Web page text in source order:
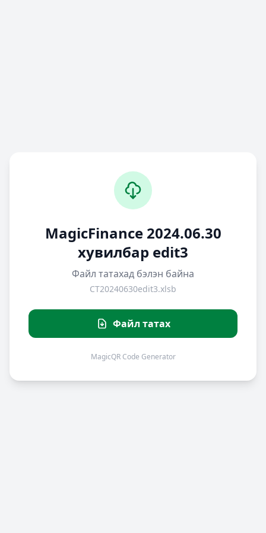
MagicFinance 2024.06.30
хувилбар edit3
Файл татахад бэлэн байна
CT20240630edit3.xlsb
Файл татах
MagicQR Code Generator